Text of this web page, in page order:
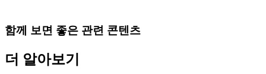
함께 보면 좋은 관련 콘텐츠
더 알아보기